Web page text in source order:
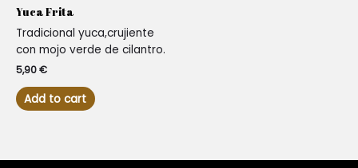
Yuca Frita
Tradicional yuca,crujiente
con mojo verde de cilantro.
5,90€
Add to cart